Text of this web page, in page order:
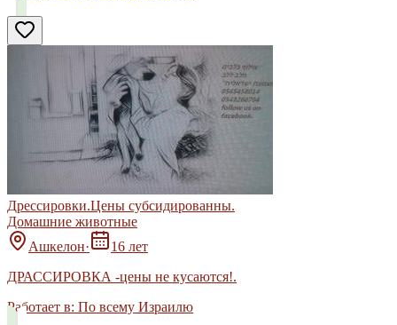
Дрессировки.Цены субсидированны.
Домашние животные
Ашкелон·
16 лет
ДРАССИРОВКА -цены не кусаются!.
Работает в: По всему Израилю